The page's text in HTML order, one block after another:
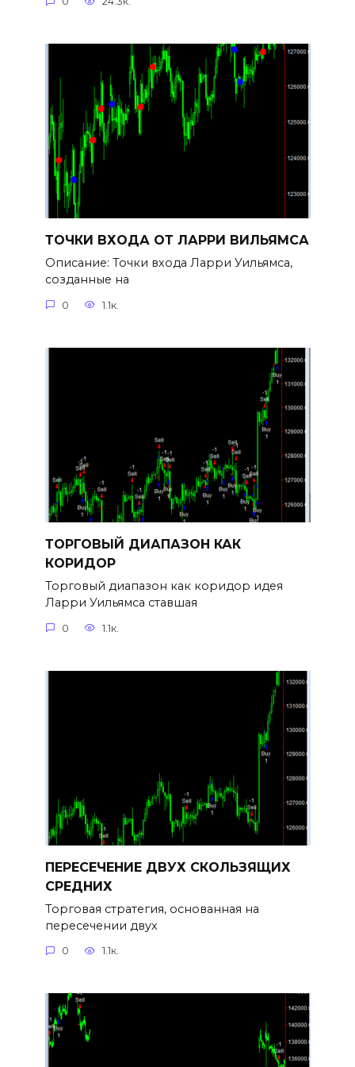
ТОЧКИ ВХОДА ОТ ЛАРРИ ВИЛЬЯМСА
Описание: Точки входа Ларри Уильямса,
созданные на
0 1.1к.
ТОРГОВЫЙ ДИАПАЗОН КАК
КОРИДОР
Торговый диапазон как коридор идея
Ларри Уильямса ставшая
0 1.1к.
ПЕРЕСЕЧЕНИЕ ДВУХ СКОЛЬЗЯЩИХ
СРЕДНИХ
Торговая стратегия, основанная на
пересечении двух
0 1.1к.